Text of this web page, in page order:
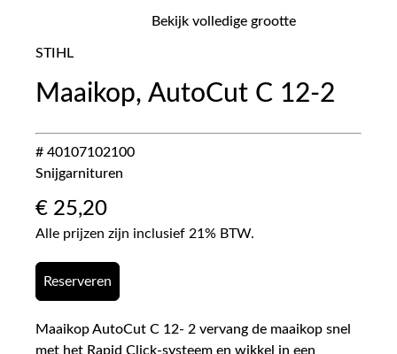
Bekijk volledige grootte
STIHL
Maaikop, AutoCut C 12-2
# 40107102100
Snijgarnituren
€ 25,20
Alle prijzen zijn inclusief 21% BTW.
Reserveren
Maaikop AutoCut C 12- 2 vervang de maaikop snel
met het Rapid Click-systeem en wikkel in een